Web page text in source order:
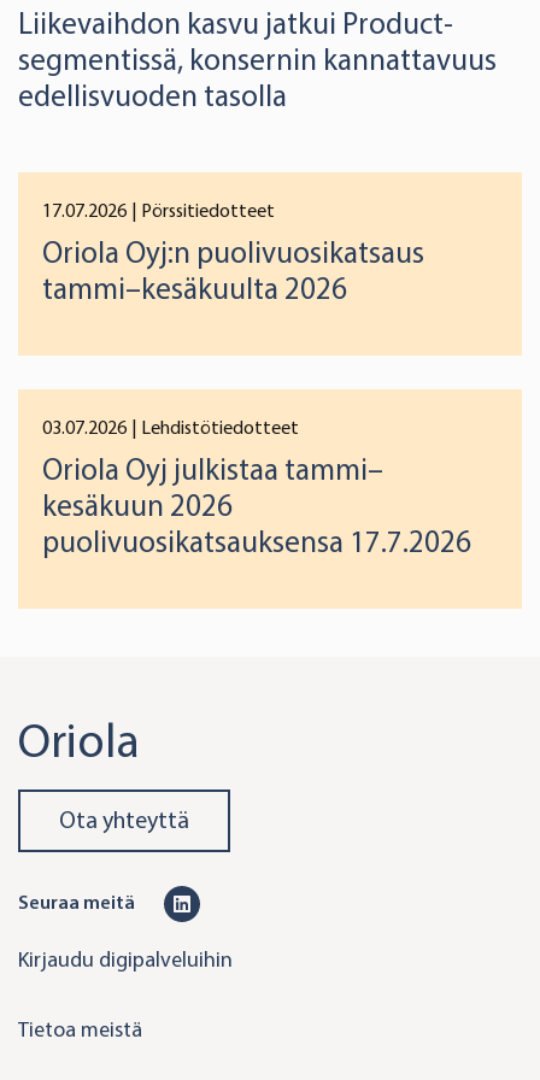
Liikevaihdon kasvu jatkui Product-
segmentissä, konsernin kannattavuus
edellisvuoden tasolla
17.07.2026 | Pörssitiedotteet
Oriola Oyj:n puolivuosikatsaus
tammi–kesäkuulta 2026
03.07.2026 | Lehdistötiedotteet
Oriola Oyj julkistaa tammi–
kesäkuun 2026
puolivuosikatsauksensa 17.7.2026
Oriola
Ota yhteyttä
Seuraa meitä
n
Kirjaudu digipalveluihin
Tietoa meistä